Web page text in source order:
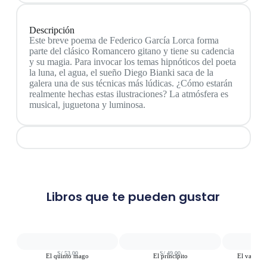
Descripción
Este breve poema de Federico García Lorca forma
parte del clásico Romancero gitano y tiene su cadencia
y su magia. Para invocar los temas hipnóticos del poeta
la luna, el agua, el sueño Diego Bianki saca de la
galera una de sus técnicas más lúdicas. ¿Cómo estarán
realmente hechas estas ilustraciones? La atmósfera es
musical, juguetona y luminosa.
Libros que te pueden gustar
El quinto mago
S/53.00 El principito
S/ 49.00 El